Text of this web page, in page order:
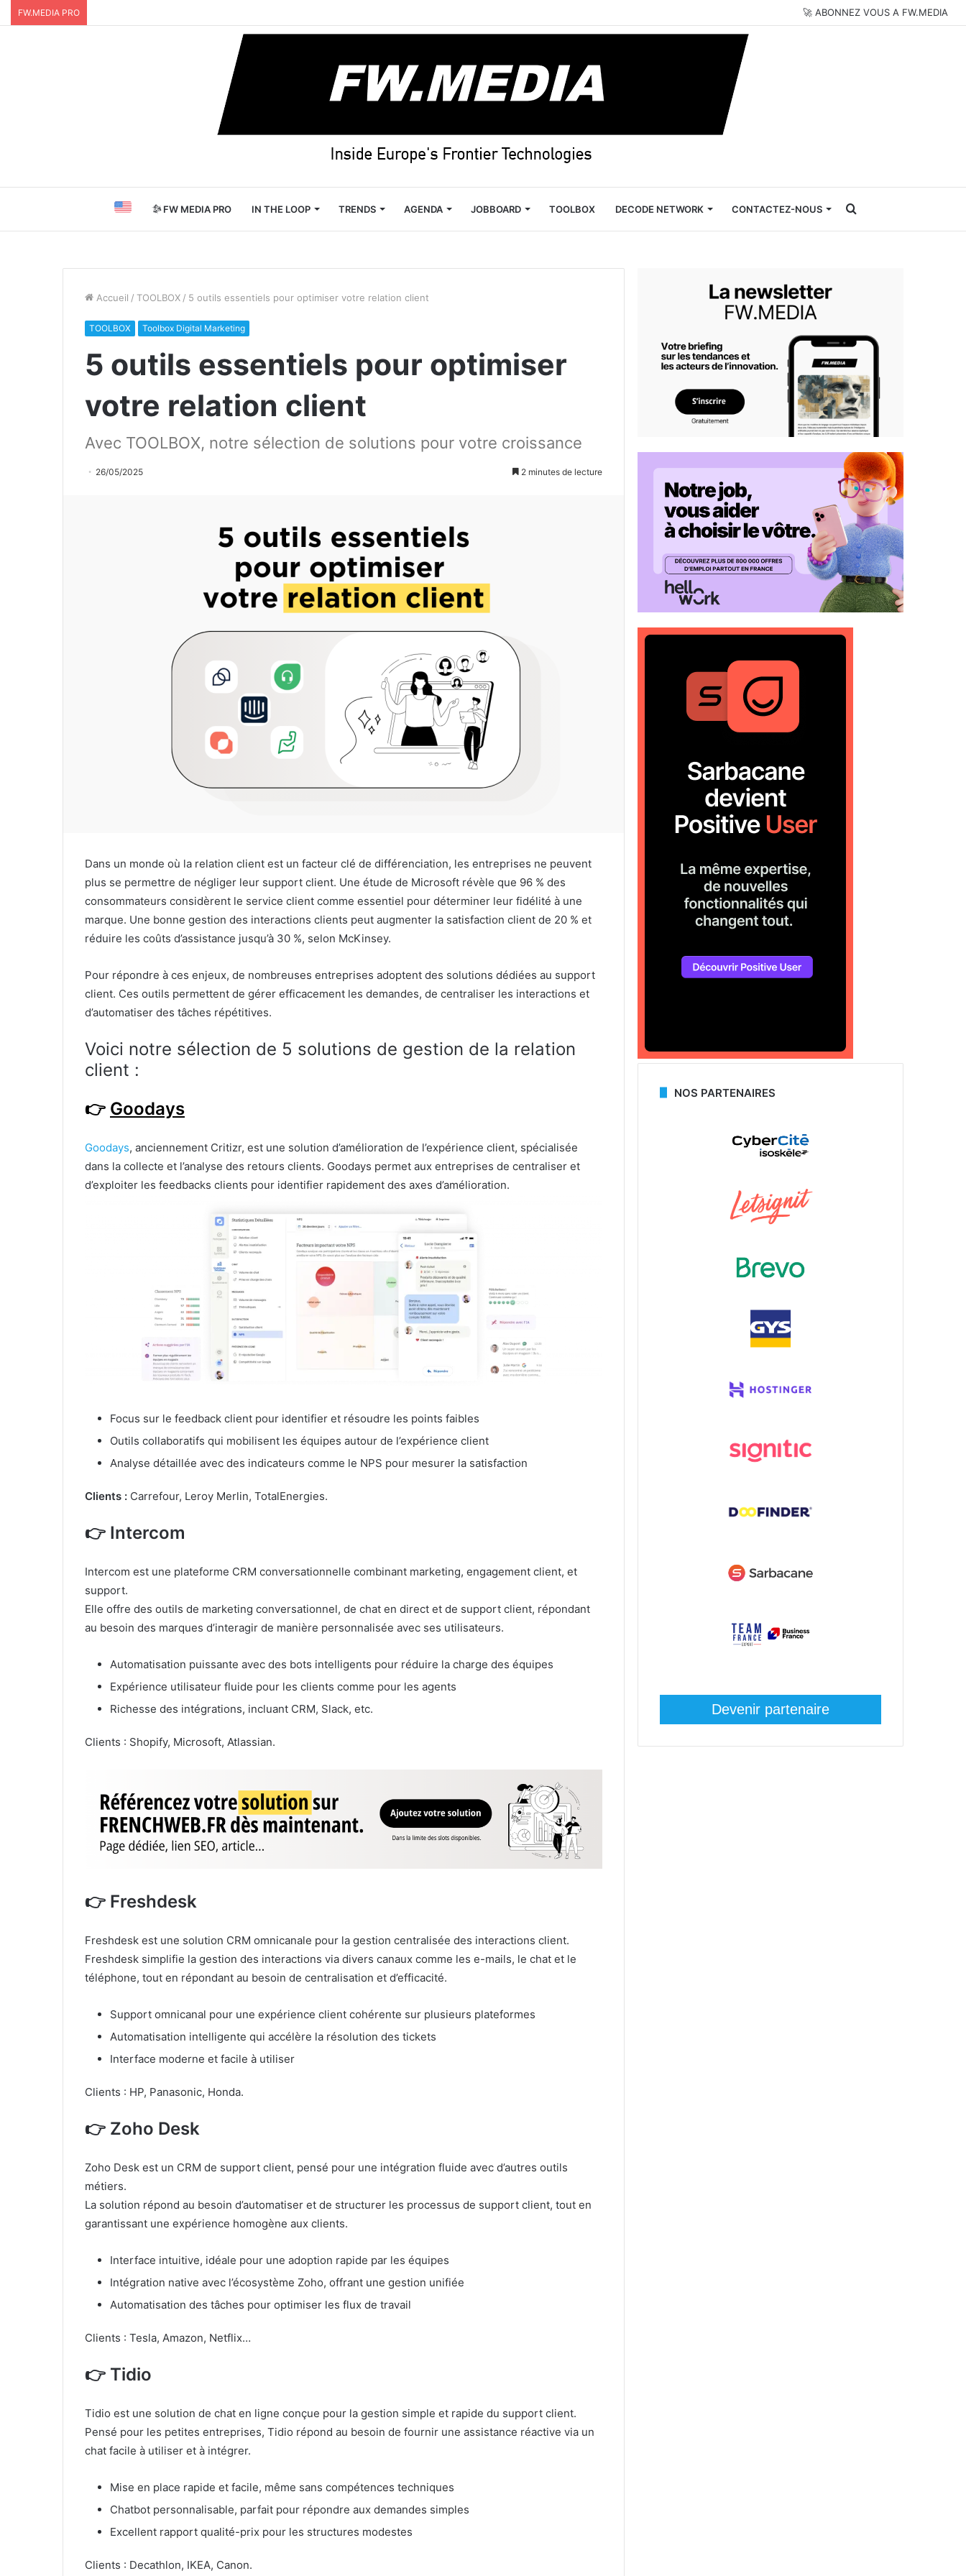
FW.MEDIA PRO 🚀 ABONNEZ VOUS A FW.MEDIA
FW MEDIA PRO IN THE LOOP TRENDS AGENDA JOBBOARD TOOLBOX DECODE NETWORK CONTACTEZ-NOUS Rechercher
Accueil / TOOLBOX / 5 outils essentiels pour optimiser votre relation client
TOOLBOX Toolbox Digital Marketing
5 outils essentiels pour optimiser
votre relation client
Avec TOOLBOX, notre sélection de solutions pour votre croissance
26/05/2025 2 minutes de lecture
Dans un monde où la relation client est un facteur clé de différenciation, les entreprises ne peuvent
plus se permettre de négliger leur support client. Une étude de Microsoft révèle que 96 % des
consommateurs considèrent le service client comme essentiel pour déterminer leur fidélité à une
marque. Une bonne gestion des interactions clients peut augmenter la satisfaction client de 20 % et
réduire les coûts d’assistance jusqu’à 30 %, selon McKinsey.
Pour répondre à ces enjeux, de nombreuses entreprises adoptent des solutions dédiées au support
client. Ces outils permettent de gérer efficacement les demandes, de centraliser les interactions et
d’automatiser des tâches répétitives.
Voici notre sélection de 5 solutions de gestion de la relation
client :
👉 Goodays
Goodays, anciennement Critizr, est une solution d’amélioration de l’expérience client, spécialisée
dans la collecte et l’analyse des retours clients. Goodays permet aux entreprises de centraliser et
d’exploiter les feedbacks clients pour identifier rapidement des axes d’amélioration.
Focus sur le feedback client pour identifier et résoudre les points faibles
Outils collaboratifs qui mobilisent les équipes autour de l’expérience client
Analyse détaillée avec des indicateurs comme le NPS pour mesurer la satisfaction
Clients : Carrefour, Leroy Merlin, TotalEnergies.
👉 Intercom
Intercom est une plateforme CRM conversationnelle combinant marketing, engagement client, et
support.
Elle offre des outils de marketing conversationnel, de chat en direct et de support client, répondant
au besoin des marques d’interagir de manière personnalisée avec ses utilisateurs.
Automatisation puissante avec des bots intelligents pour réduire la charge des équipes
Expérience utilisateur fluide pour les clients comme pour les agents
Richesse des intégrations, incluant CRM, Slack, etc.
Clients : Shopify, Microsoft, Atlassian.
👉 Freshdesk
Freshdesk est une solution CRM omnicanale pour la gestion centralisée des interactions client.
Freshdesk simplifie la gestion des interactions via divers canaux comme les e-mails, le chat et le
téléphone, tout en répondant au besoin de centralisation et d’efficacité.
Support omnicanal pour une expérience client cohérente sur plusieurs plateformes
Automatisation intelligente qui accélère la résolution des tickets
Interface moderne et facile à utiliser
Clients : HP, Panasonic, Honda.
👉 Zoho Desk
Zoho Desk est un CRM de support client, pensé pour une intégration fluide avec d’autres outils
métiers.
La solution répond au besoin d’automatiser et de structurer les processus de support client, tout en
garantissant une expérience homogène aux clients.
Interface intuitive, idéale pour une adoption rapide par les équipes
Intégration native avec l’écosystème Zoho, offrant une gestion unifiée
Automatisation des tâches pour optimiser les flux de travail
Clients : Tesla, Amazon, Netflix…
👉 Tidio
Tidio est une solution de chat en ligne conçue pour la gestion simple et rapide du support client.
Pensé pour les petites entreprises, Tidio répond au besoin de fournir une assistance réactive via un
chat facile à utiliser et à intégrer.
Mise en place rapide et facile, même sans compétences techniques
Chatbot personnalisable, parfait pour répondre aux demandes simples
Excellent rapport qualité-prix pour les structures modestes
Clients : Decathlon, IKEA, Canon.
NOS PARTENAIRES
Devenir partenaire